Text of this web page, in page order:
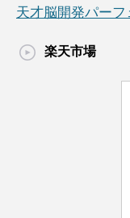
天才脳開発パーフ
楽天市場